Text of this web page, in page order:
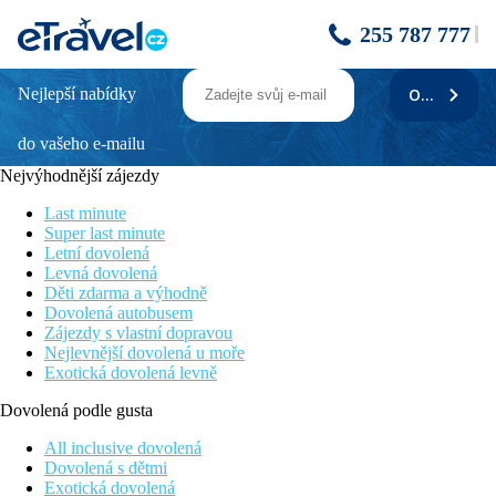
255 787 777
AQUA HOTEL BERTRAN PARK -
autobusem
Cena zahrnuje
7/14x ubytování v hotelu s polopenzí dle termínu, služby
delegáta, obousměrnou autobusovou dopravu.
Cena nezahrnuje
Registrační poplatek ve výši 1 EUR/os./noc - max. 7
EUR/os./pobyt (od 16 let, splatný při příjezdu na recepci hotelu
v hotovosti).
studených nápojů, večeře bez nápojů), plná penze za příplatek
(nelze v období 1.7.-29.8.2026.
Nejlepší nabídky
do vašeho e-mailu
ODEBÍRAT
Nejvýhodnější zájezdy
Last minute
Super last minute
Letní dovolená
Levná dovolená
Děti zdarma a výhodně
Dovolená autobusem
Zájezdy s vlastní dopravou
Nejlevnější dovolená u moře
Exotická dovolená levně
Dovolená podle gusta
All inclusive dovolená
Dovolená s dětmi
Exotická dovolená